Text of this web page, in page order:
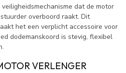
dat de motor
overboord raakt. Dit
het een verplicht accessoire voor
dodemanskoord is stevig, flexibel
VERLENGER